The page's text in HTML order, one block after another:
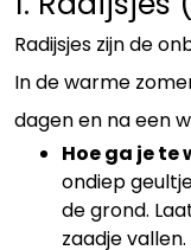
Radijsjes zijn de
In de warme
dagen en na een
Hoe ga je te
ondiep
de grond.
zaadje